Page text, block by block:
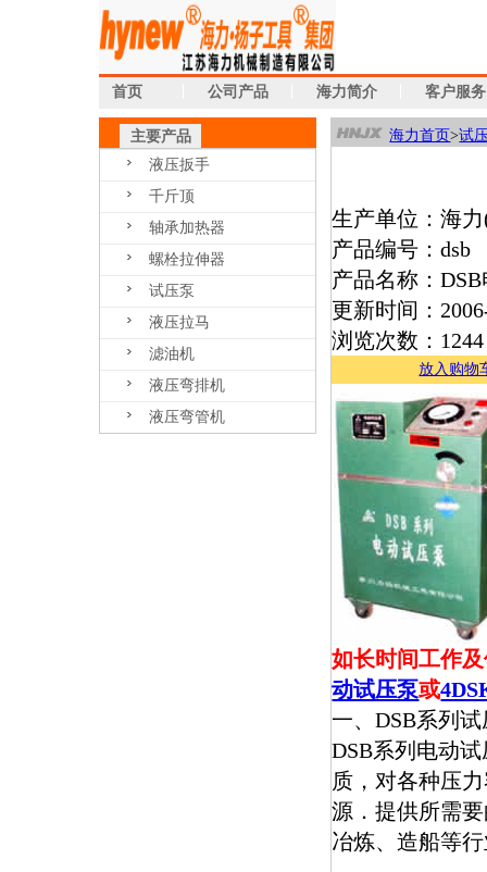
首页 公司产品 海力简介 客户服务
主要产品
液压扳手
千斤顶
轴承加热器
螺栓拉伸器
试压泵
液压拉马
滤油机
液压弯排机
液压弯管机
海力首页>试
生产单位：海
产品编号：dsb
产品名称：
更新时间：
浏览次数：1244
放入购物
如长时间工作
动试压泵或
一、DSB系列
DSB系列电动
质，对各种压
源．提供所需
冶炼、造船等